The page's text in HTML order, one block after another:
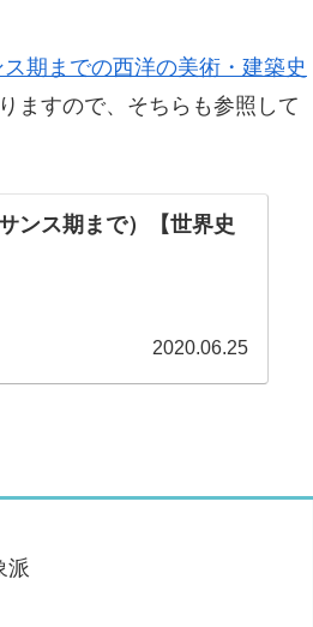
期までの西洋の美術・建築史
ますので、そちらも参照して
ンス期まで）【世界史
2020.06.25
派